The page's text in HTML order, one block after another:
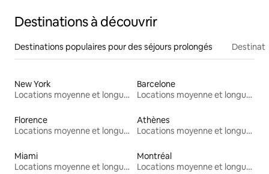
Destinations à découvrir
Destinations populaires pour des séjours prolongés
New York
Locations moyenne et longue durée
Barcelone
Locations moyenne et longue durée
Florence
Locations moyenne et longue durée
Athènes
Locations moyenne et longue durée
Miami
Locations moyenne et longue durée
Montréal
Locations moyenne et longue durée